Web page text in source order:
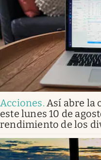
Acciones. Así abre la
este lunes 10 de
rendimiento de los